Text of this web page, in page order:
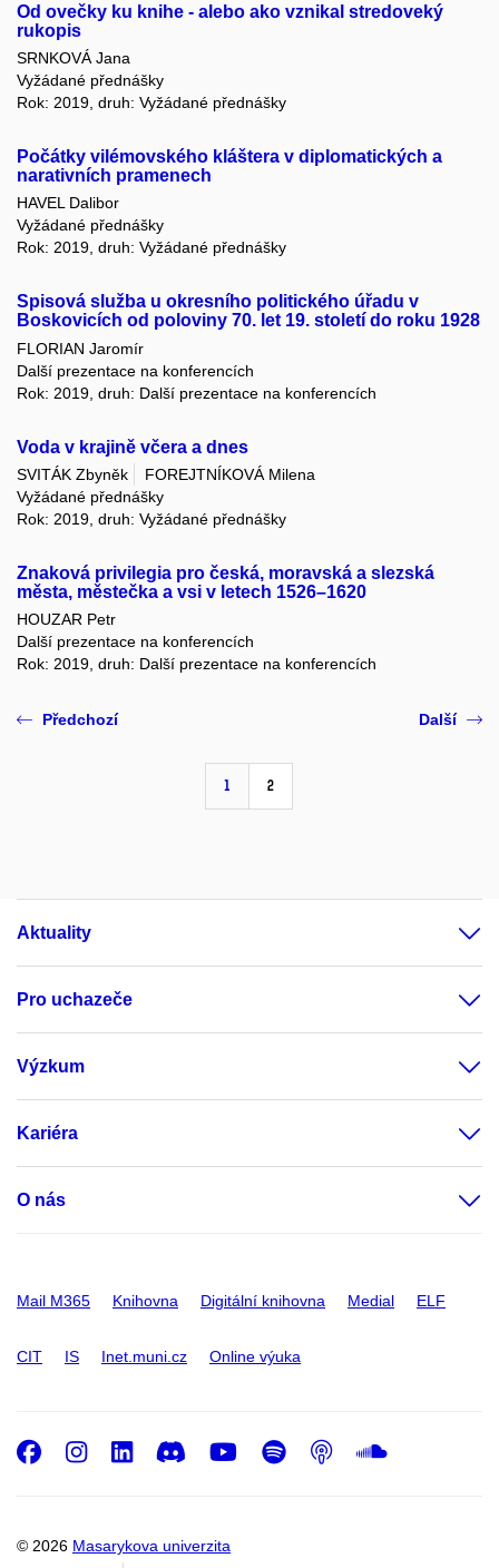
Od ovečky ku knihe - alebo ako vznikal stredoveký
rukopis
SRNKOVÁ Jana
Vyžádané přednášky
Rok: 2019, druh: Vyžádané přednášky
Počátky vilémovského kláštera v diplomatických a
narativních pramenech
HAVEL Dalibor
Vyžádané přednášky
Rok: 2019, druh: Vyžádané přednášky
Spisová služba u okresního politického úřadu v
Boskovicích od poloviny 70. let 19. století do roku 1928
FLORIAN Jaromír
Další prezentace na konferencích
Rok: 2019, druh: Další prezentace na konferencích
Voda v krajině včera a dnes
SVITÁK Zbyněk
FOREJTNÍKOVÁ Milena
Vyžádané přednášky
Rok: 2019, druh: Vyžádané přednášky
Znaková privilegia pro česká, moravská a slezská
města, městečka a vsi v letech 1526–1620
HOUZAR Petr
Další prezentace na konferencích
Rok: 2019, druh: Další prezentace na konferencích
Předchozí
1 2
Další
Aktuality
Pro uchazeče
Výzkum
Kariéra
O nás
Mail M365 Knihovna Digitální knihovna Medial ELF
CIT IS Inet.muni.cz Online výuka
© 2026 Masarykova univerzita
Facebook
Instagram
LinkedIn
DiscordYoutube
Spotify
Podcast